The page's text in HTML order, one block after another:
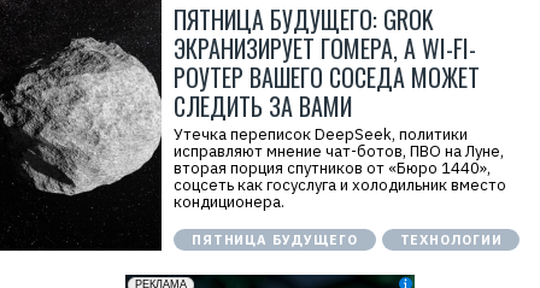
ПЯТНИЦА БУДУЩЕГО: GROK
ЭКРАНИЗИРУЕТ ГОМЕРА, А WI-FI-
РОУТЕР ВАШЕГО СОСЕДА МОЖЕТ
СЛЕДИТЬ ЗА ВАМИ
Утечка переписок DeepSeek, политики
исправляют мнение чат-ботов, ПВО на Луне,
вторая порция спутников от «Бюро 1440»,
соцсеть как госуслуга и холодильник вместо
кондиционера.
ПЯТНИЦА БУДУЩЕГО ТЕХНОЛОГИИ